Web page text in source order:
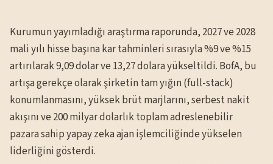
Kurumun yayımladığı araştırma raporunda, 2027 ve 2028
mali yılı hisse başına kar tahminleri sırasıyla %9 ve %15
artırılarak 9,09 dolar ve 13,27 dolara yükseltildi. BofA, bu
artışa gerekçe olarak şirketin tam yığın (full-stack)
konumlanmasını, yüksek brüt marjlarını, serbest nakit
akışını ve 200 milyar dolarlık toplam adreslenebilir
pazara sahip yapay zeka ajan işlemciliğinde yükselen
liderliğini gösterdi.